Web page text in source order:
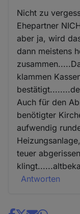
Nicht zu
Ehepartner
aber ja, wird
dann meistens
klammen
Auch für den
benötigter
aufwendig
teuer
Antworten